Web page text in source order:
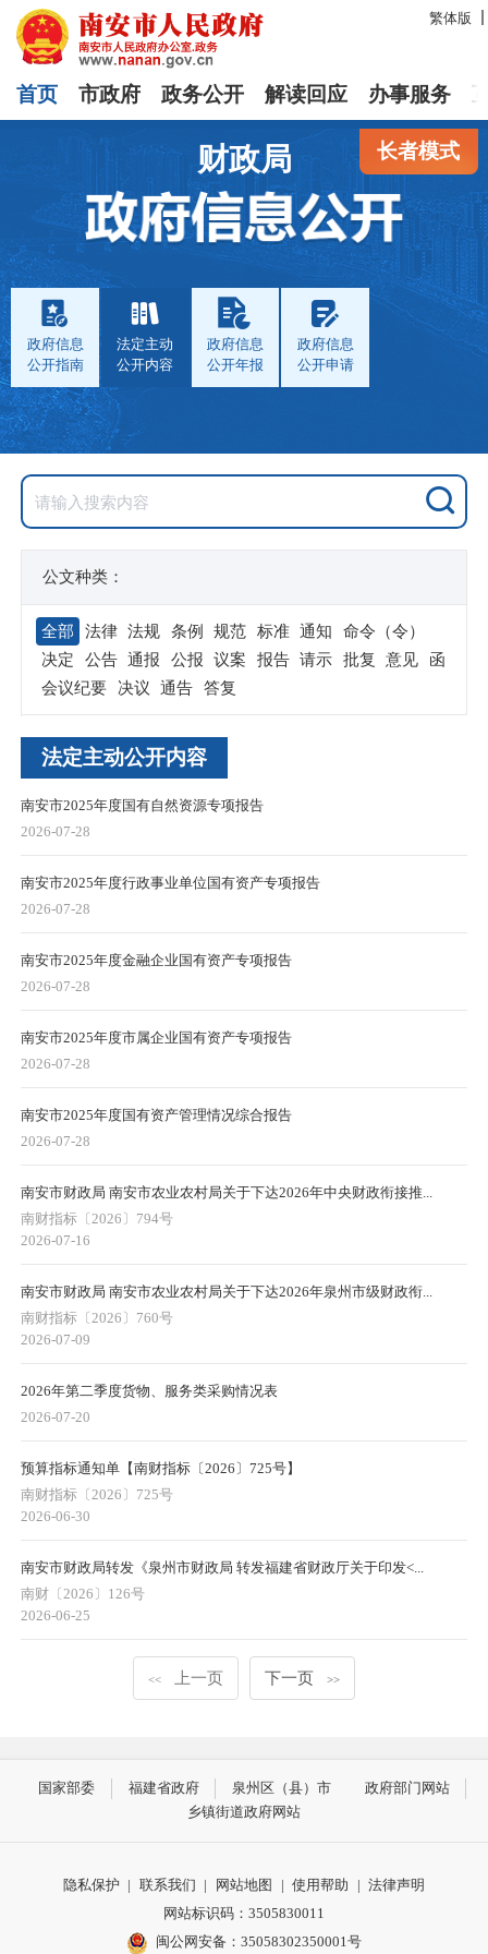
繁体版
首页 市政府 政务公开 解读回应 办事服务
长者模式
财政局
政府信息
公开指南
法定主动
公开内容
政府信息
公开年报
政府信息
公开申请
公文种类：
全部 法律 法规 条例 规范 标准 通知
命令（令）
决定
公告 通报 公报 议案 报告 请示 批复 意见
函
会议纪要
决议 通告 答复
法定主动公开内容
南安市2025年度国有自然资源专项报告
2026-07-28
南安市2025年度行政事业单位国有资产专项报告
2026-07-28
南安市2025年度金融企业国有资产专项报告
2026-07-28
南安市2025年度市属企业国有资产专项报告
2026-07-28
南安市2025年度国有资产管理情况综合报告
2026-07-28
南安市财政局 南安市农业农村局关于下达2026年中央财政衔接推...
南财指标〔2026〕794号
2026-07-16
南安市财政局 南安市农业农村局关于下达2026年泉州市级财政衔...
南财指标〔2026〕760号
2026-07-09
2026年第二季度货物、服务类采购情况表
2026-07-20
预算指标通知单【南财指标〔2026〕725号】
南财指标〔2026〕725号
2026-06-30
南安市财政局转发《泉州市财政局 转发福建省财政厅关于印发<...
南财〔2026〕126号
2026-06-25
<< 上一页 下一页 >>
国家部委 福建省政府 泉州区（县）市
政府部门网站
乡镇街道政府网站
隐私保护 | 联系我们 | 网站地图 | 使用帮助 | 法律声明
网站标识码：3505830011
闽公网安备：35058302350001号